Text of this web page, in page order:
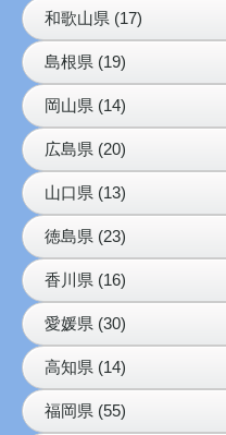
和歌山県 (17)
島根県 (19)
岡山県 (14)
広島県 (20)
山口県 (13)
徳島県 (23)
香川県 (16)
愛媛県 (30)
高知県 (14)
福岡県 (55)